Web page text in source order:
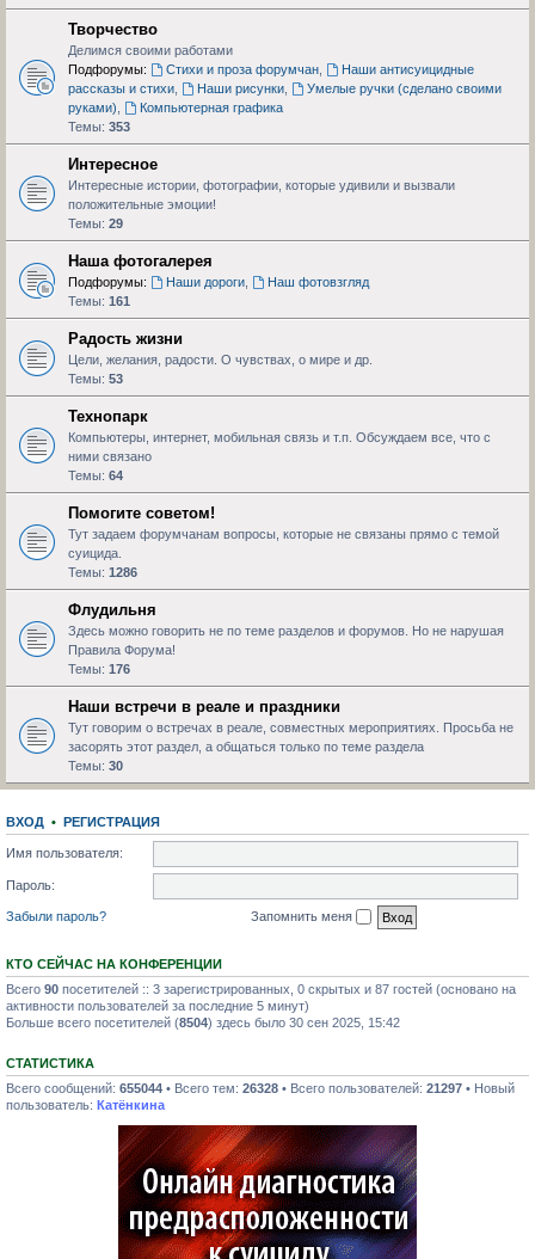
Творчество
Делимся своими работами
Подфорумы:
Стихи и проза форумчан,
Наши антисуицидные
рассказы и стихи
Наши рисунки,
Умелые ручки (сделано своими
руками)
Компьютерная графика
Темы: 353
Интересное
Интересные истории, фотографии, которые удивили и вызвали
положительные эмоции!
Темы: 29
Наша фотогалерея
Подфорумы: Наши дороги,
Наш фотовзгляд
Темы: 161
Радость жизни
Цели, желания, радости. О чувствах, о мире и др.
Темы: 53
Технопарк
Компьютеры, интернет, мобильная связь и т.п. Обсуждаем все, что с
ними связано
Темы: 64
Помогите советом!
Тут задаем форумчанам вопросы, которые не связаны прямо с темой
суицида.
Темы: 1286
Флудильня
Здесь можно говорить не по теме разделов и форумов. Но не нарушая
Правила Форума!
Темы: 176
Наши встречи в реале и праздники
Тут говорим о встречах в реале, совместных мероприятиях. Просьба не
засорять этот раздел, а общаться только по теме раздела
Темы: 30
ВХОД • РЕГИСТРАЦИЯ
Имя пользователя:
Пароль:
Забыли пароль? Запомнить меня
КТО СЕЙЧАС НА КОНФЕРЕНЦИИ
Всего 90 посетителей :: 3 зарегистрированных, 0 скрытых и 87 гостей (основано на
активности пользователей за последние 5 минут)
Больше всего посетителей (8504) здесь было 30 сен 2025, 15:42
СТАТИСТИКА
Всего сообщений: 655044 • Всего тем: 26328 • Всего пользователей: 21297 • Новый
пользователь: Катёнкина